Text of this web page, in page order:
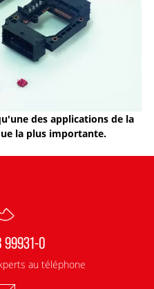
des applications de la
la plus importante.
0
au téléphone